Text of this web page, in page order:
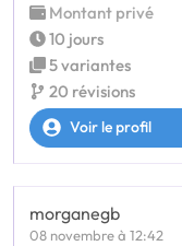
Montant privé
10 jours
5 variantes
20 révisions
Voir le profil
morganegb
08 novembre à 12:42